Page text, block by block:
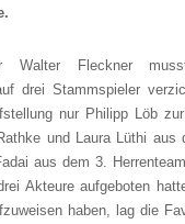
Walter Fleckner
drei Stammspieler
nur Philipp Löb zur
und Laura Lüthi aus
aus dem 3.
Akteure aufgeboten
haben, lag die